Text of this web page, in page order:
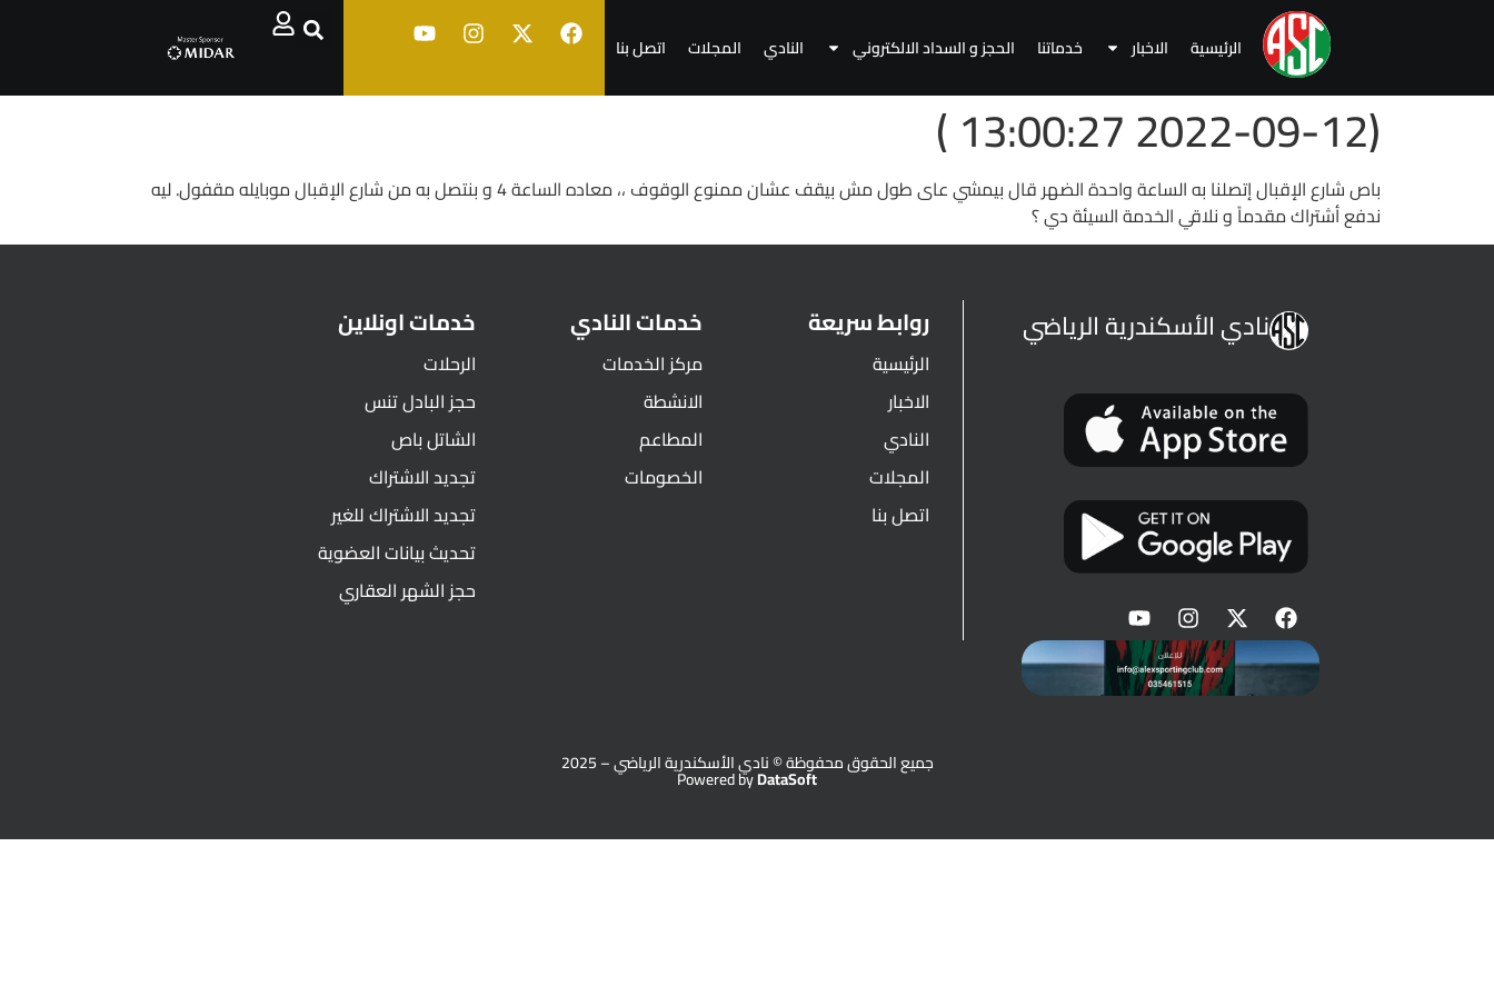
الرئيسية الاخبار خدماتنا الحجز و السداد الالكتروني النادي المجلات اتصل بنا
(2022-09-12 13:00:27 )
باص شارع الإقبال إتصلنا به الساعة واحدة الضهر قال بيمشي عاى طول مش بيقف عشان ممنوع الوقوف ،، معاده الساعة 4 و بنتصل به من شارع الإقبال موبايله مقفول. ليه
ندفع أشتراك مقدماً و نلاقي الخدمة السيئة دي ؟
نادي الأسكندرية الرياضي روابط سريعة
الرئيسية
الاخبار
النادي
المجلات
اتصل بنا
خدمات النادي
مركز الخدمات
الانشطة
المطاعم
الخصومات
خدمات اونلاين
الرحلات
حجز البادل تنس
الشاتل باص
تجديد الاشتراك
تجديد الاشتراك للغير
تحديث بيانات العضوية
حجز الشهر العقاري
جميع الحقوق محفوظة © نادي الأسكندرية الرياضي – 2025
Powered byDataSoft